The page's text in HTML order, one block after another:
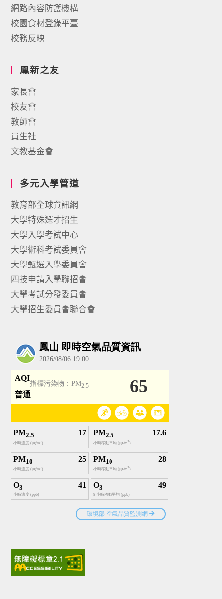
網路內容防護機構
校園食材登錄平臺
校務反映
鳳新之友
家長會
校友會
教師會
員生社
文教基金會
多元入學管道
教育部全球資訊網
大學特殊選才招生
大學入學考試中心
大學術科考試委員會
大學甄選入學委員會
四技申請入學聯招會
大學考試分發委員會
大學招生委員會聯合會